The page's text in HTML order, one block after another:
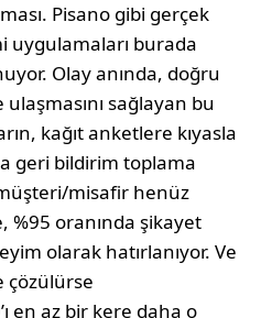
Pisano gibi gerçek
uygulamaları burada
Olay anında, doğru
sağlayan bu
kağıt anketlere kıyasla
geri bildirim toplama
misafir henüz
%95 oranında şikayet
olarak hatırlanıyor. Ve
çözülürse
en az bir kere daha o